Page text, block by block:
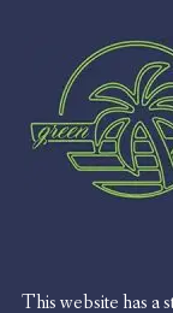
This website has a